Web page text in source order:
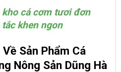
kho cá cơm tươi đơn
khen ngon
Sản Phẩm Cá
Nông Sản Dũng Hà